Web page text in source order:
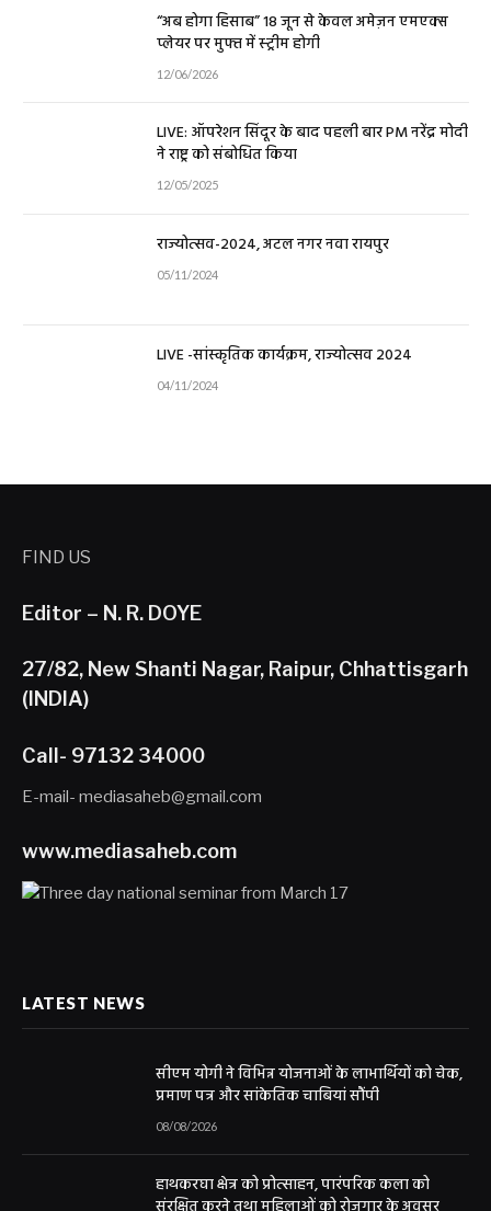
“अब होगा हिसाब” 18 जून से केवल अमेज़न एमएक्स
प्लेयर पर मुफ्त में स्ट्रीम होगी
12/06/2026
LIVE: ऑपरेशन सिंदूर के बाद पहली बार PM नरेंद्र मोदी
ने राष्ट्र को संबोधित किया
12/05/2025
राज्योत्सव-2024, अटल नगर नवा रायपुर
05/11/2024
LIVE -सांस्कृतिक कार्यक्रम, राज्योत्सव 2024
04/11/2024
FIND US
Editor – N. R. DOYE
27/82, New Shanti Nagar, Raipur, Chhattisgarh
(INDIA)
Call- 97132 34000
E-mail- mediasaheb@gmail.com
www.mediasaheb.com
LATEST NEWS
सीएम योगी ने विभिन्न योजनाओं के लाभार्थियों को चेक,
प्रमाण पत्र और सांकेतिक चाबियां सौंपी
08/08/2026
हाथकरघा क्षेत्र को प्रोत्साहन, पारंपरिक कला को